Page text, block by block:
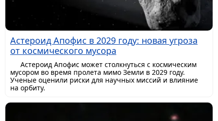
Астероид Апофис в 2029 году: новая угроза
от космического мусора
Астероид Апофис может столкнуться с космическим
мусором во время пролета мимо Земли в 2029 году.
Ученые оценили риски для научных миссий и влияние
на орбиту.